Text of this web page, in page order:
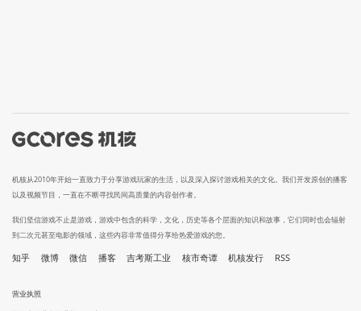
机核从2010年开始一直致力于分享游戏玩家的生活，以及深入探讨游戏相关的文化。我们开发原创的播客
以及视频节目，一直在不断寻找民间高质量的内容创作者。
我们坚信游戏不止是游戏，游戏中包含的科学，文化，历史等各个层面的知识和故事，它们同时也会辐射
到二次元甚至电影的领域，这些内容非常值得分享给热爱游戏的您。
知乎 微博 微信 播客 吉考斯工业 核市奇谭 机核发行 RSS
营业执照